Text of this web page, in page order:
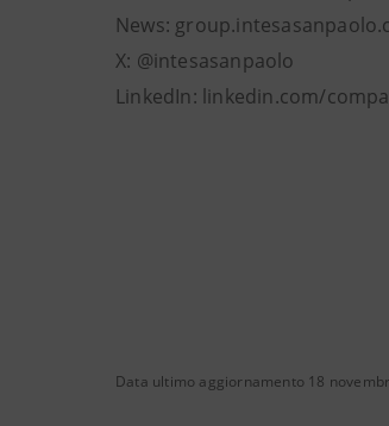
News:
X: @intesasanpaolo
LinkedIn: linkedin.com/
Data ultimo aggiornamento 18